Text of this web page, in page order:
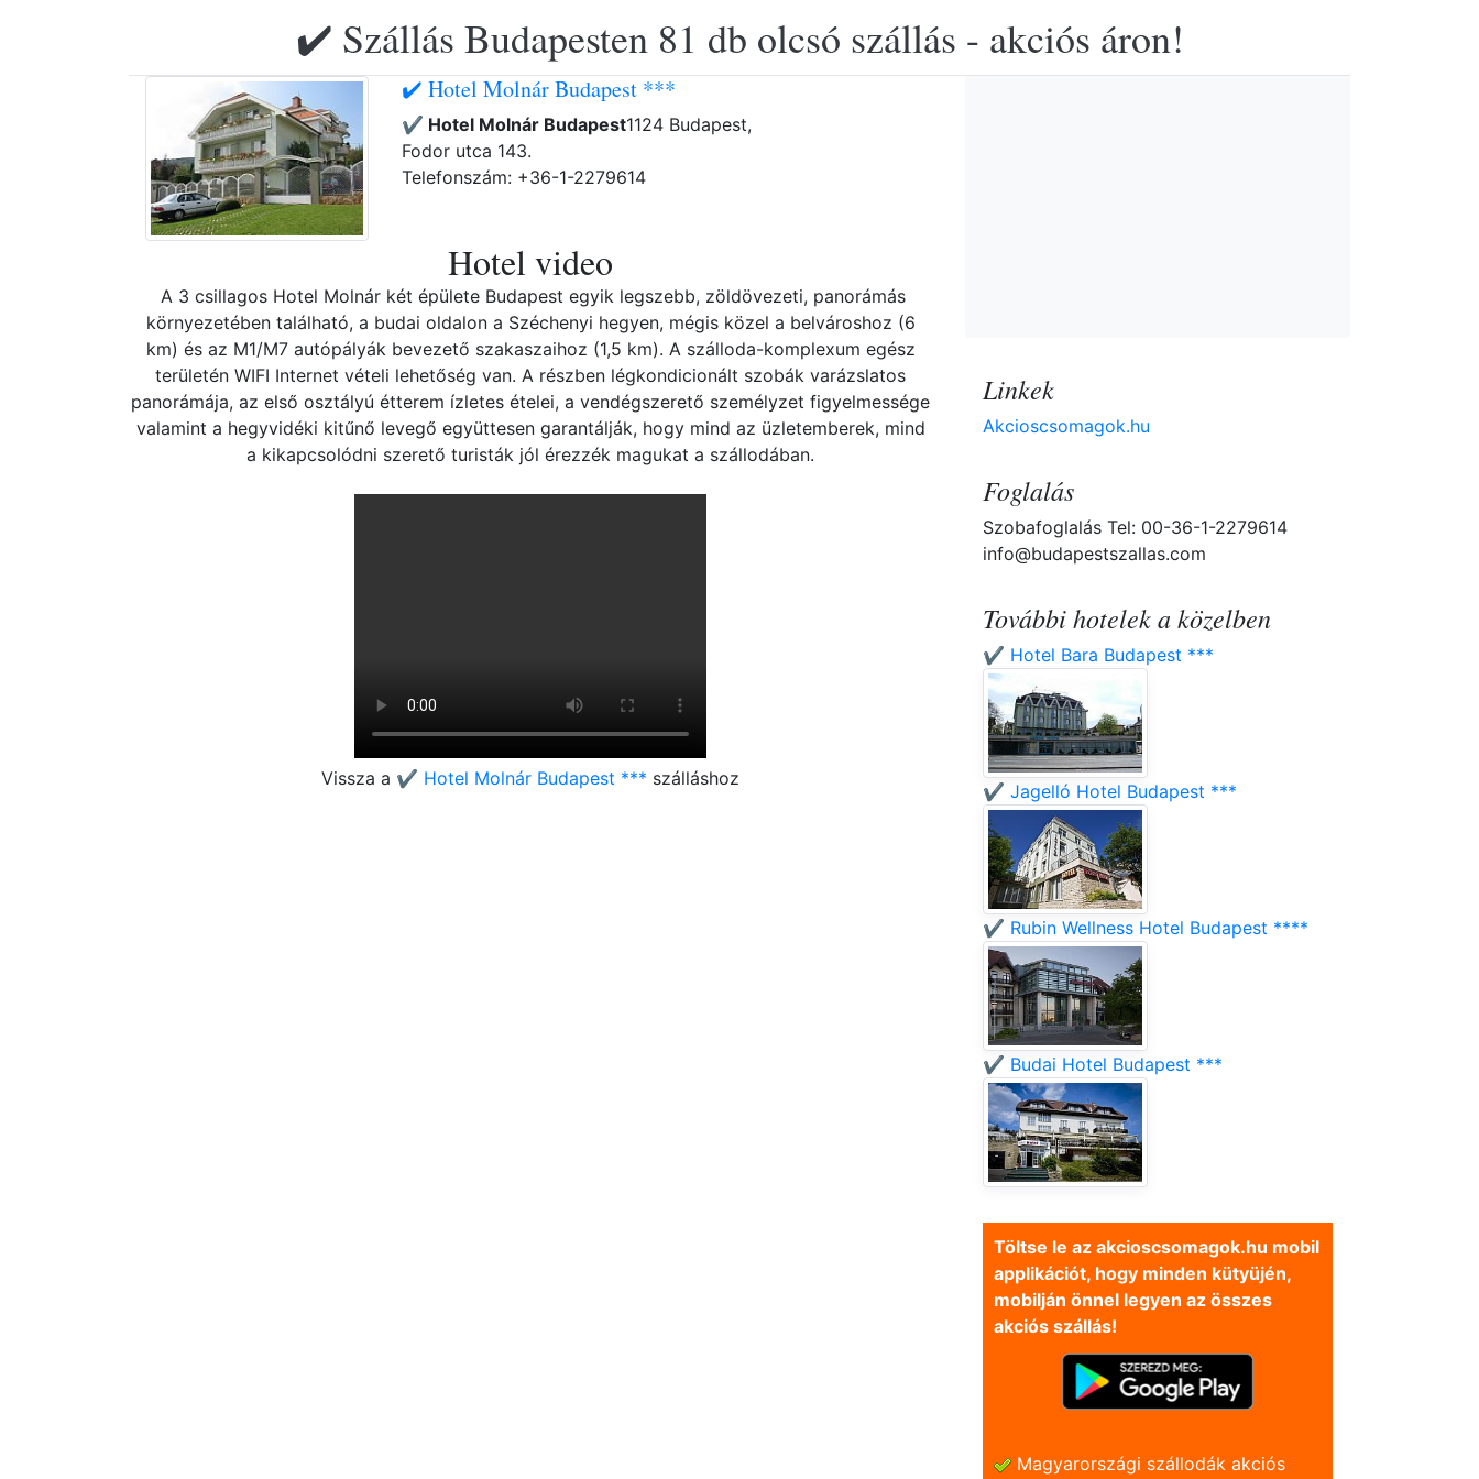
✔️ Szállás Budapesten 81 db olcsó szállás - akciós áron!
✔️ Hotel Molnár Budapest ***
✔️ Hotel Molnár Budapest1124 Budapest,
Fodor utca 143.
Telefonszám: +36-1-2279614
Hotel video
A 3 csillagos Hotel Molnár két épülete Budapest egyik legszebb, zöldövezeti, panorámás
környezetében található, a budai oldalon a Széchenyi hegyen, mégis közel a belvároshoz (6
km) és az M1/M7 autópályák bevezető szakaszaihoz (1,5 km). A szálloda-komplexum egész
területén WIFI Internet vételi lehetőség van. A részben légkondicionált szobák varázslatos
panorámája, az első osztályú étterem ízletes ételei, a vendégszerető személyzet figyelmessége
valamint a hegyvidéki kitűnő levegő együttesen garantálják, hogy mind az üzletemberek, mind
a kikapcsolódni szerető turisták jól érezzék magukat a szállodában.
Vissza a ✔️ Hotel Molnár Budapest *** szálláshoz
Linkek
Akcioscsomagok.hu
Foglalás
Szobafoglalás Tel: 00-36-1-2279614
info@budapestszallas.com
További hotelek a közelben
✔️ Hotel Bara Budapest ***
✔️ Jagelló Hotel Budapest ***
✔️ Rubin Wellness Hotel Budapest ****
✔️ Budai Hotel Budapest ***
Töltse le az akcioscsomagok.hu mobil
applikációt, hogy minden kütyüjén,
mobilján önnel legyen az összes
akciós szállás!
Magyarországi szállodák akciós